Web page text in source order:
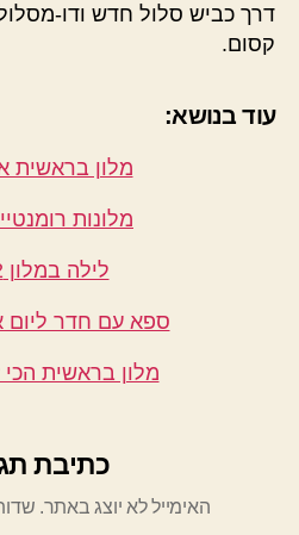
דרך כביש סלול חדש ודו-
קסום.
עוד בנושא:
מלון בראשית
מלונות
לילה במלון 2022
ספא עם חדר
מלון בראשית
כתיבת
האימייל לא יוצג באתר.